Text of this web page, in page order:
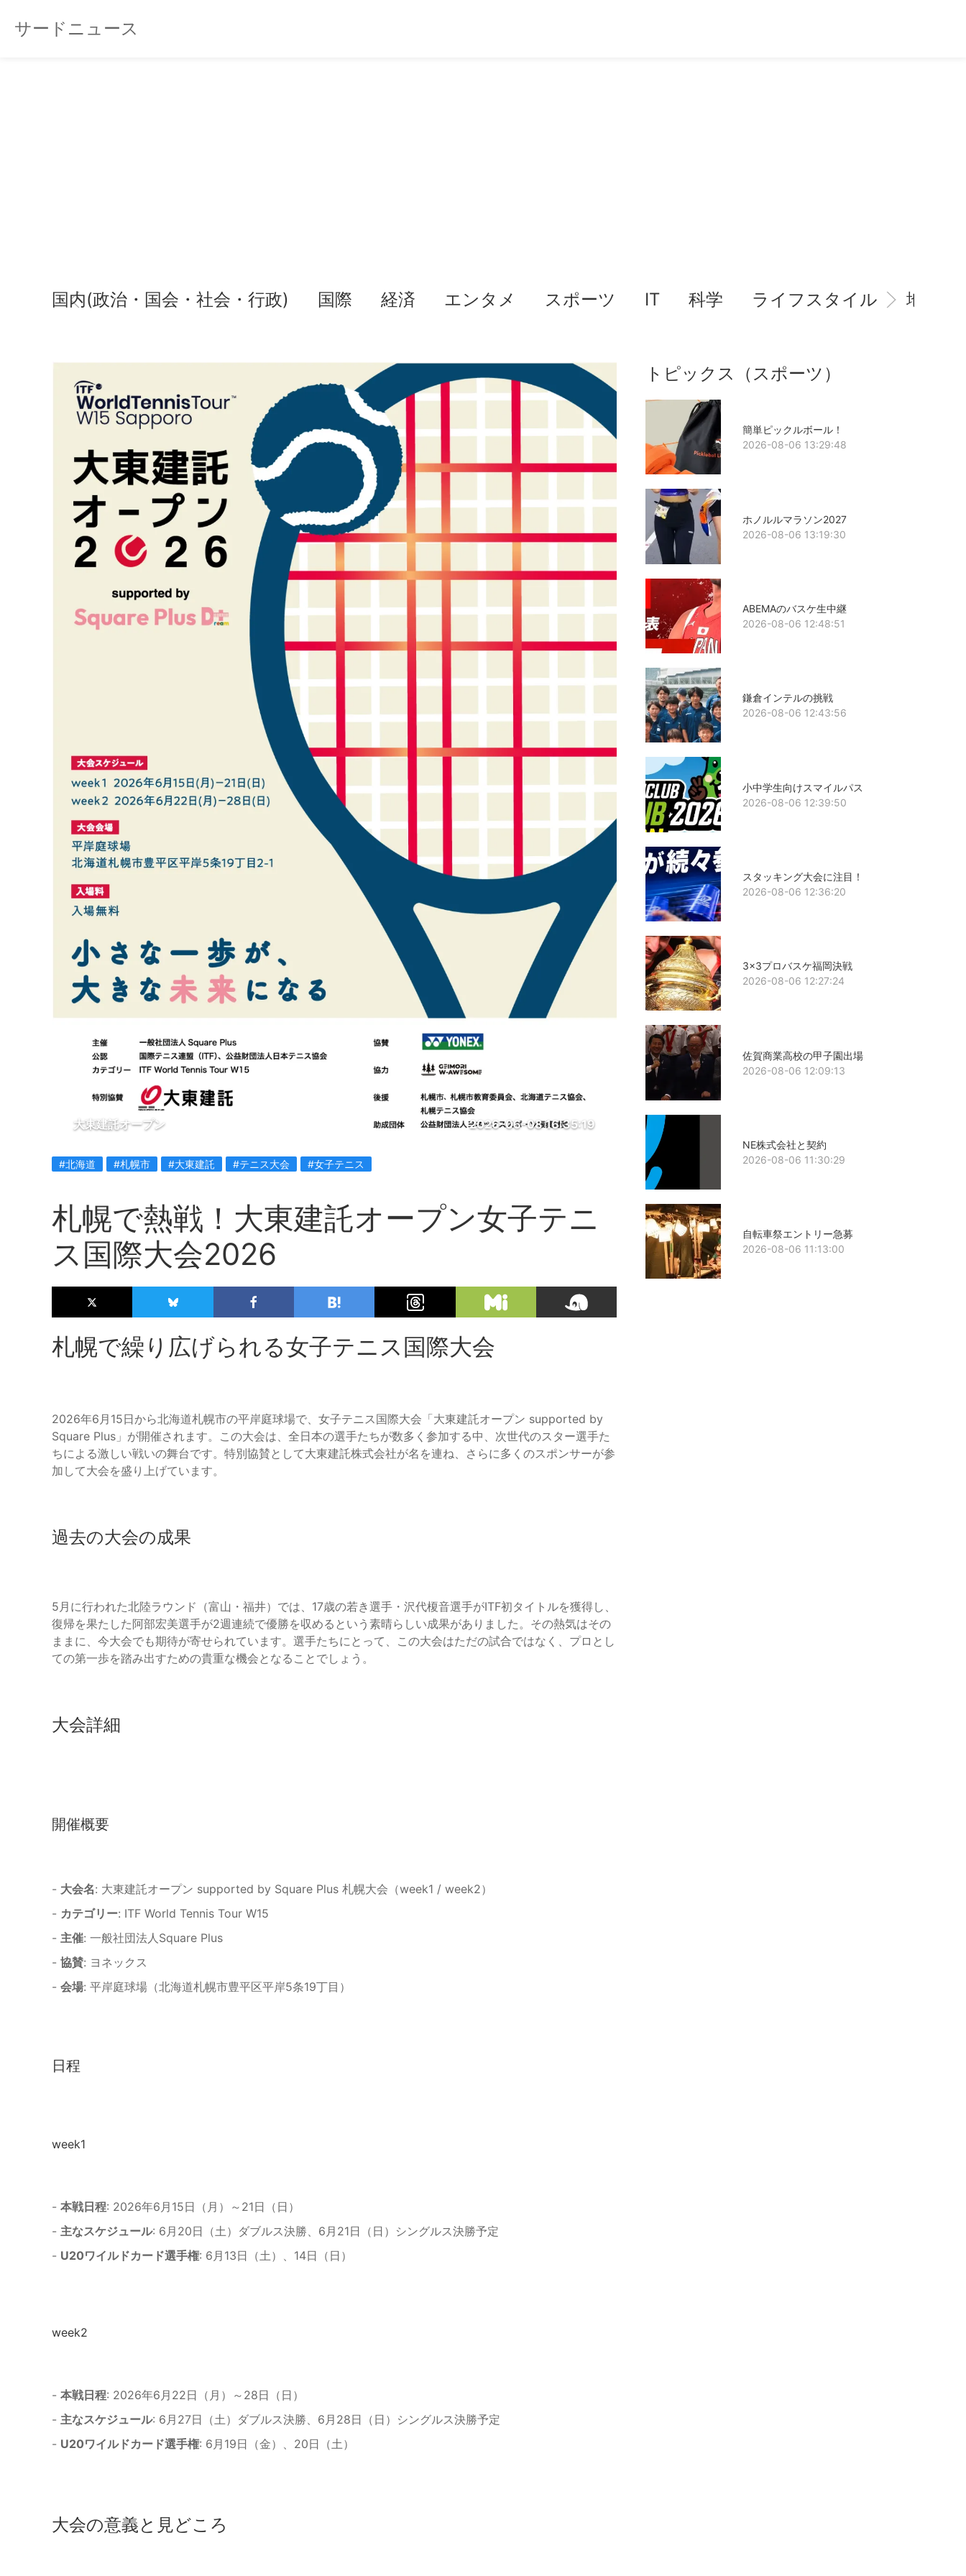
サードニュース
国内(政治・国会・社会・行政) 国際 経済 エンタメ スポーツ IT 科学 ライフスタイル 地域情
大東建託オープン 2026-06-08 16:35:19
#北海道 #札幌市 #大東建託 #テニス大会 #女子テニス
札幌で熱戦！大東建託オープン女子テニ
ス国際大会2026
札幌で繰り広げられる女子テニス国際大会
2026年6月15日から北海道札幌市の平岸庭球場で、女子テニス国際大会「大東建託オープン supported by
Square Plus」が開催されます。この大会は、全日本の選手たちが数多く参加する中、次世代のスター選手た
ちによる激しい戦いの舞台です。特別協賛として大東建託株式会社が名を連ね、さらに多くのスポンサーが参
加して大会を盛り上げています。
過去の大会の成果
5月に行われた北陸ラウンド（富山・福井）では、17歳の若き選手・沢代榎音選手がITF初タイトルを獲得し、
復帰を果たした阿部宏美選手が2週連続で優勝を収めるという素晴らしい成果がありました。その熱気はその
ままに、今大会でも期待が寄せられています。選手たちにとって、この大会はただの試合ではなく、プロとし
ての第一歩を踏み出すための貴重な機会となることでしょう。
大会詳細
開催概要
- 大会名: 大東建託オープン supported by Square Plus 札幌大会（week1 / week2）
- カテゴリー: ITF World Tennis Tour W15
- 主催: 一般社団法人Square Plus
- 協賛: ヨネックス
- 会場: 平岸庭球場（北海道札幌市豊平区平岸5条19丁目）
日程
week1
- 本戦日程: 2026年6月15日（月）～21日（日）
- 主なスケジュール: 6月20日（土）ダブルス決勝、6月21日（日）シングルス決勝予定
- U20ワイルドカード選手権: 6月13日（土）、14日（日）
week2
- 本戦日程: 2026年6月22日（月）～28日（日）
- 主なスケジュール: 6月27日（土）ダブルス決勝、6月28日（日）シングルス決勝予定
- U20ワイルドカード選手権: 6月19日（金）、20日（土）
大会の意義と見どころ
トピックス（スポーツ）
簡単ピックルボール！
2026-08-06 13:29:48
ホノルルマラソン2027
2026-08-06 13:19:30
ABEMAのバスケ生中継
2026-08-06 12:48:51
鎌倉インテルの挑戦
2026-08-06 12:43:56
小中学生向けスマイルパス
2026-08-06 12:39:50
スタッキング大会に注目！
2026-08-06 12:36:20
3x3プロバスケ福岡決戦
2026-08-06 12:27:24
佐賀商業高校の甲子園出場
2026-08-06 12:09:13
NE株式会社と契約
2026-08-06 11:30:29
自転車祭エントリー急募
2026-08-06 11:13:00